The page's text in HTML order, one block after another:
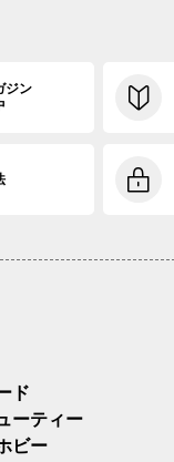
ジン
ド
ーティー
ビー